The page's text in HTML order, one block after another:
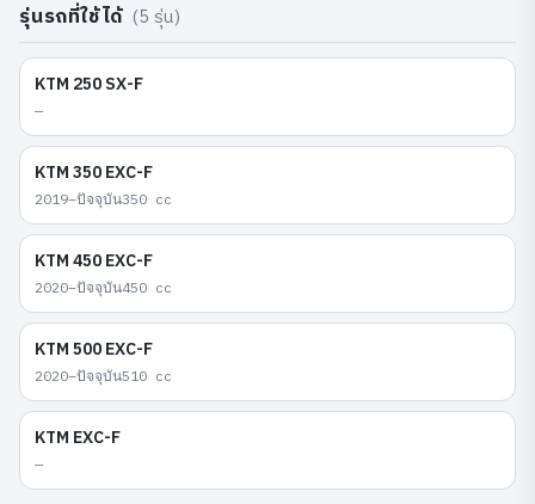
รุ่นรถที่ใช้ได้ (5 รุ่น)
KTM 250 SX-F
—
KTM350 EXC-F
2019–ปัจจุบัน350 cc
KTM450 EXC-F
2020–ปัจจุบัน450 cc
KTM500 EXC-F
2020–ปัจจุบัน510 cc
KTM EXC-F
—